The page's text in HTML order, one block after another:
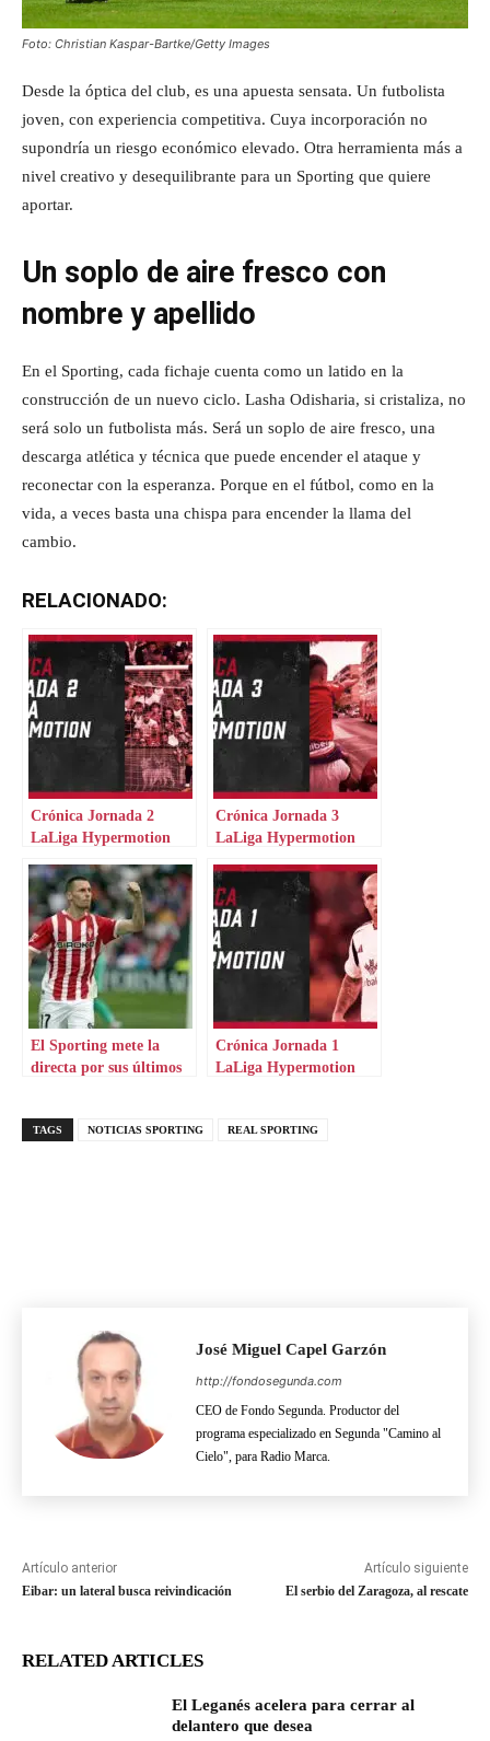
Foto: Christian Kaspar-Bartke/Getty Images
Desde la óptica del club, es una apuesta sensata. Un futbolista
joven, con experiencia competitiva. Cuya incorporación no
supondría un riesgo económico elevado. Otra herramienta más a
nivel creativo y desequilibrante para un Sporting que quiere
aportar.
Un soplo de aire fresco con
nombre y apellido
En el Sporting, cada fichaje cuenta como un latido en la
construcción de un nuevo ciclo. Lasha Odisharia, si cristaliza, no
será solo un futbolista más. Será un soplo de aire fresco, una
descarga atlética y técnica que puede encender el ataque y
reconectar con la esperanza. Porque en el fútbol, como en la
vida, a veces basta una chispa para encender la llama del
cambio.
RELACIONADO:
Crónica Jornada 2
LaLiga Hypermotion
Crónica Jornada 3
LaLiga Hypermotion
El Sporting mete la
directa por sus últimos
Crónica Jornada 1
LaLiga Hypermotion
TAGS NOTICIAS SPORTING REAL SPORTING
José Miguel Capel Garzón
http://fondosegunda.com
CEO de Fondo Segunda. Productor del
programa especializado en Segunda "Camino al
Cielo", para Radio Marca.
Artículo anterior
Eibar: un lateral busca reivindicación
Artículo siguiente
El serbio del Zaragoza, al rescate
RELATED ARTICLES
El Leganés acelera para cerrar al
delantero que desea